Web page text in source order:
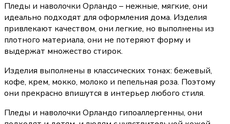
Пледы и наволочки Орландо – нежные, мягкие, они
идеально подходят для оформления дома. Изделия
привлекают качеством, они легкие, но выполнены из
плотного материала, они не потеряют форму и
выдержат множество стирок.
Изделия выполнены в классических тонах: бежевый,
кофе, крем, мокко, молоко и пепельная роза. Поэтому
они прекрасно впишутся в интерьер любого стиля.
Пледы и наволочки Орландо гипоаллергенны, они